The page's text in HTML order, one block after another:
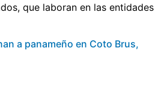
que laboran en las entidades
a panameño en Coto Brus,